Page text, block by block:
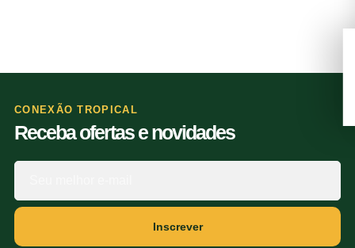
CONEXÃO TROPICAL
Receba ofertas e novidades
Inscrever